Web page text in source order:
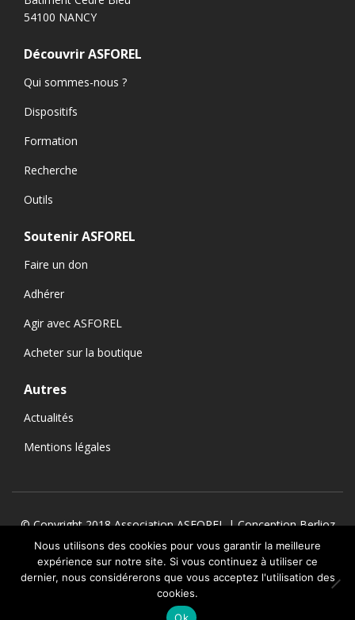
54100 NANCY
Découvrir ASFOREL
Qui sommes-nous ?
Dispositifs
Formation
Recherche
Outils
Soutenir ASFOREL
Faire un don
Adhérer
Agir avec ASFOREL
Acheter sur la boutique
Autres
Actualités
Mentions légales
© Copyright 2018 Association ASFOREL | ConceptionBerlioz
Licence creative commons « CC NY NC ND ». Organisme de
formation n°41540284354 – SIRET : 326 144 250 00064 –
APE : 9499Z
Nous utilisons des cookies pour vous garantir la meilleure
expérience sur notre site. Si vous continuez à utiliser ce
dernier, nous considérerons que vous acceptez l'utilisation des
cookies.
Ok